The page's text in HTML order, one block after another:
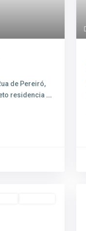
de Pereiró,
residencia ...